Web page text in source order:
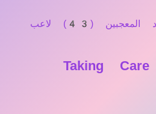
المعجبين (43) لاعب
Taking